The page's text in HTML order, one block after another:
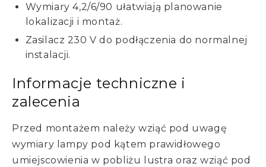
Wymiary 4,2/6/90 ułatwiają planowanie
lokalizacji i montaż.
Zasilacz 230 V do podłączenia do normalnej
instalacji.
Informacje techniczne i
zalecenia
Przed montażem należy wziąć pod uwagę
wymiary lampy pod kątem prawidłowego
umiejscowienia w pobliżu lustra oraz wziąć pod